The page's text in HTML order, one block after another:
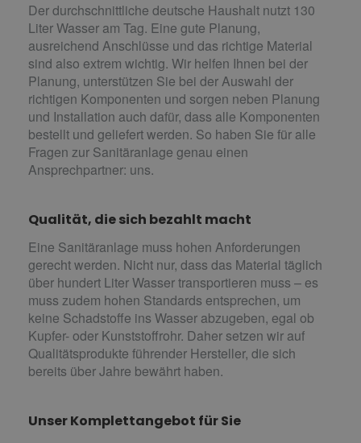
Der durchschnittliche deutsche Haushalt nutzt 130
Liter Wasser am Tag. Eine gute Planung,
ausreichend Anschlüsse und das richtige Material
sind also extrem wichtig. Wir helfen Ihnen bei der
Planung, unterstützen Sie bei der Auswahl der
richtigen Komponenten und sorgen neben Planung
und Installation auch dafür, dass alle Komponenten
bestellt und geliefert werden. So haben Sie für alle
Fragen zur Sanitäranlage genau einen
Ansprechpartner: uns.
Qualität, die sich bezahlt macht
Eine Sanitäranlage muss hohen Anforderungen
gerecht werden. Nicht nur, dass das Material täglich
über hundert Liter Wasser transportieren muss – es
muss zudem hohen Standards entsprechen, um
keine Schadstoffe ins Wasser abzugeben, egal ob
Kupfer- oder Kunststoffrohr. Daher setzen wir auf
Qualitätsprodukte führender Hersteller, die sich
bereits über Jahre bewährt haben.
Unser Komplettangebot für Sie